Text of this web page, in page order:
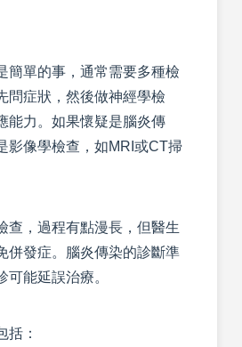
簡單的事，通常需要多種檢
問症狀，然後做神經學檢
能力。如果懷疑是腦炎傳
影像學檢查，如MRI或CT掃
查，過程有點漫長，但醫生
併發症。腦炎傳染的診斷準
可能延誤治療。
括：